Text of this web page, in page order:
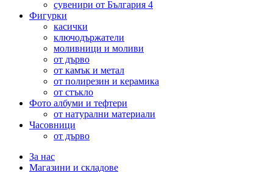
сувенири от България 4
Фигурки
касички
ключодържатели
моливници и моливи
от дърво
от камък и метал
от полирезин и керамика
от стъкло
Фото албуми и тефтери
от натурални материали
Часовници
от дърво
За нас
Магазини и складове